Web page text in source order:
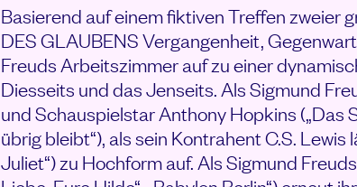
Basierend auf einem fiktiven Treffen zweier
DES GLAUBENS Vergangenheit,
Freuds Arbeitszimmer auf zu einer
Diesseits und das Jenseits. Als Sigmund
und Schauspielstar Anthony Hopkins („Das
übrig bleibt“), als sein Kontrahent C.S. Lewis
Juliet“) zu Hochform auf. Als Sigmund